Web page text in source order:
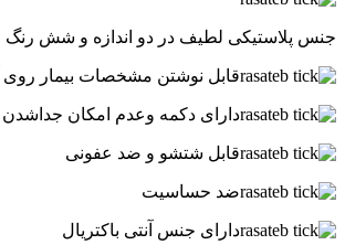
جنس پلاستیکی لطیف در دو اندازه و شش رنگ
قابل نوشتن مشخصات بیمار روی
دارای دکمه وعدم امکان جداشدن
قابل شتشو و ضد عفونی
ضد حساسیت
دارای جنس آنتی باکتریال